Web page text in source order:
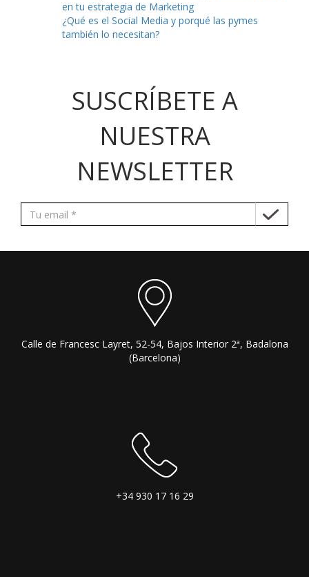
en tu estrategia de Marketing
¿Qué es el Social Media y porqué las pymes
también lo necesitan?
SUSCRÍBETE A
NUESTRA
NEWSLETTER
Calle de Francesc Layret, 52-54, Bajos Interior 2ª, Badalona
(Barcelona)
+34 930 17 16 29